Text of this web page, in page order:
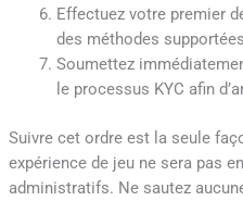
Effectuez votre premier
des méthodes
Soumettez
le processus KYC afin
Suivre cet ordre est la seule
expérience de jeu ne sera pas
administratifs. Ne sautez